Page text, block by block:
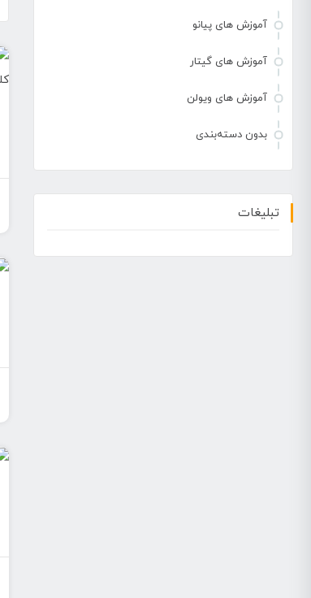
آموزش های پیانو
آموزش های گیتار
آموزش های ویولن
بدون دسته‌بندی
تبلیغات